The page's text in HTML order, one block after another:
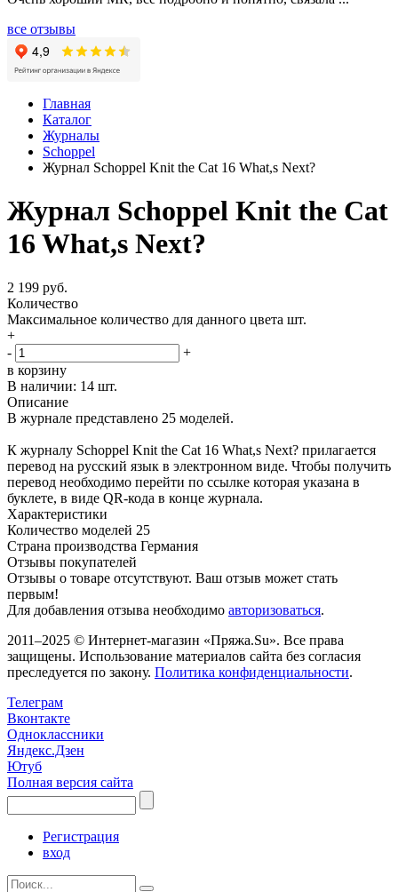
все отзывы
Главная
Каталог
Журналы
Schoppel
Журнал Schoppel Knit the Cat 16 What,s Next?
Журнал Schoppel Knit the Cat
16 What,s Next?
2 199 руб.
Количество
Максимальное количество для данного цвета шт.
+
-
+
в корзину
В наличии: 14 шт.
Описание
В журнале представлено 25 моделей.
К журналу Schoppel Knit the Cat 16 What,s Next? прилагается
перевод на русский язык в электронном виде. Чтобы получить
перевод необходимо перейти по ссылке которая указана в
буклете, в виде QR-кода в конце журнала.
Характеристики
Количество моделей 25
Страна производства Германия
Отзывы покупателей
Отзывы о товаре отсутствуют. Ваш отзыв может стать
первым!
Для добавления отзыва необходимо авторизоваться.
2011–2025 © Интернет-магазин «Пряжа.Su». Все права
защищены. Использование материалов сайта без согласия
преследуется по закону. Политика конфиденциальности.
Телеграм
Вконтакте
Одноклассники
Яндекс.Дзен
Ютуб
Полная версия сайта
Регистрация
вход